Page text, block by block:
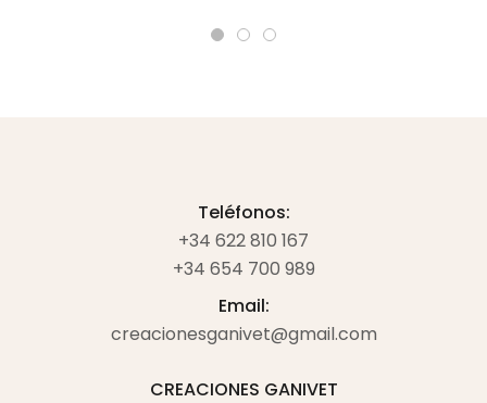
Teléfonos:
+34 622 810 167
+34 654 700 989
Email:
creacionesganivet@gmail.com
CREACIONES GANIVET